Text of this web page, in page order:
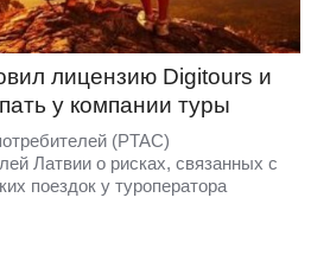
лицензию Digitours и
у компании туры
(PTAC)
Латвии о рисках, связанных с
поездок у туроператора